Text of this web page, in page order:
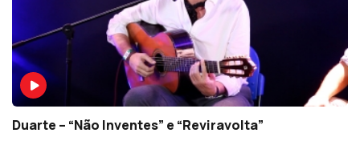
Duarte – “Não Inventes” e “Reviravolta”